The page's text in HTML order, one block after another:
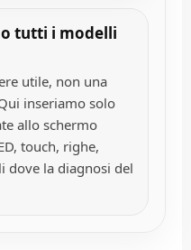
tutti i modelli
utile, non una
inseriamo solo
allo schermo
touch, righe,
dove la diagnosi del